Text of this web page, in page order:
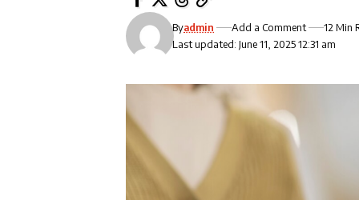
Last updated: June 11, 2025 12:31 am
Byadmin Add a Comment 12 Min